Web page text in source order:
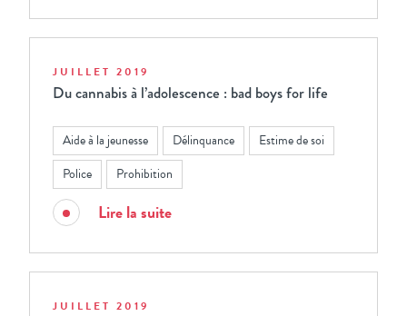
JUILLET 2019
Du cannabis à l’adolescence : bad boys for life
Aide à la jeunesse Délinquance
Estime de soi
Police
Prohibition
Lire la suite
JUILLET 2019